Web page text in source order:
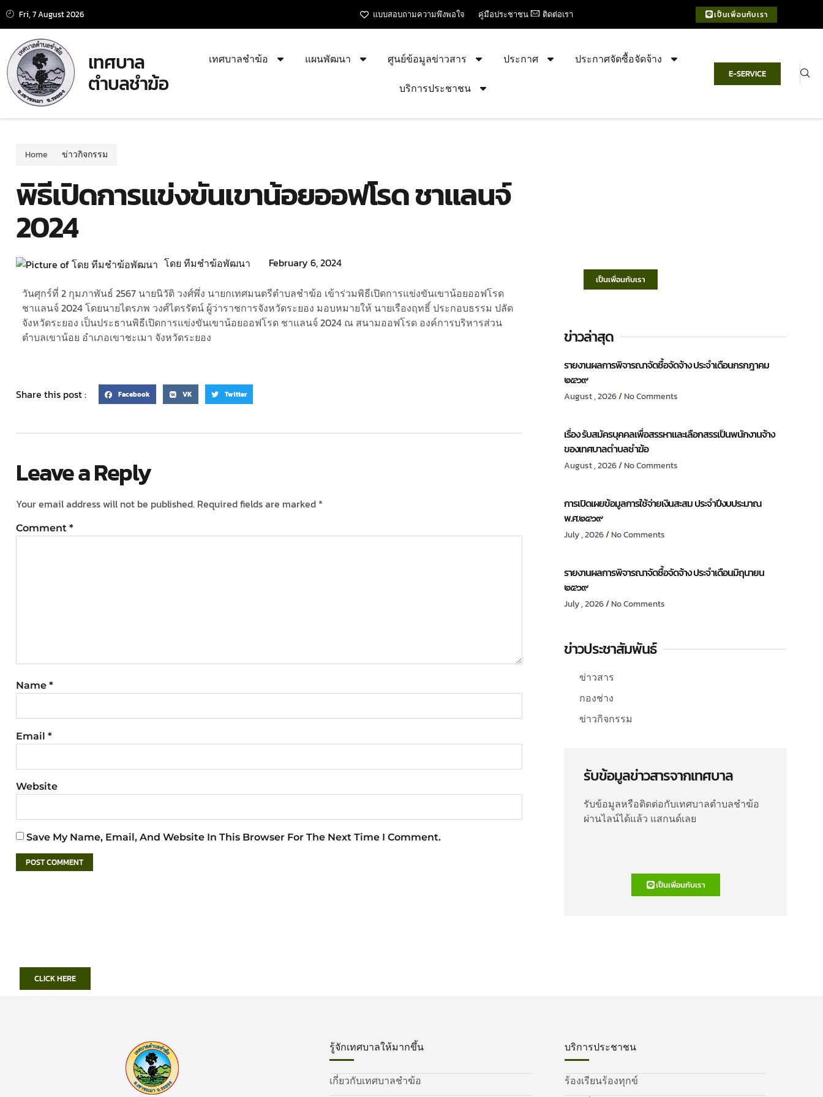
Fri, 7 August 2026 แบบสอบถามความพึงพอใจ คู่มือประชาชน ติดต่อเรา เป็นเพื่อนกับเรา
เทศบาล
ตำบลชำฆ้อ
เทศบาลชำฆ้อ แผนพัฒนา ศูนย์ข้อมูลข่าวสาร ประกาศ
ประกาศจัดซื้อจัดจ้าง
บริการประชาชน
E-SERVICE
Home ข่าวกิจกรรม
พิธีเปิดการแข่งขันเขาน้อยออฟโรด ชาแลนจ์
2024
โดย ทีมชำฆ้อพัฒนา February 6, 2024
วันศุกร์ที่ 2 กุมภาพันธ์ 2567 นายนิวัติ วงศ์พึ่ง นายกเทศมนตรีตำบลชำฆ้อ เข้าร่วมพิธีเปิดการแข่งขันเขาน้อยออฟโรด
ชาแลนจ์ 2024 โดยนายไตรภพ วงศ์ไตรรัตน์ ผู้ว่าราชการจังหวัดระยอง มอบหมายให้ นายเรืองฤทธิ์ ประกอบธรรม ปลัด
จังหวัดระยอง เป็นประธานพิธีเปิดการแข่งขันเขาน้อยออฟโรด ชาแลนจ์ 2024 ณ สนามออฟโรด องค์การบริหารส่วน
ตำบลเขาน้อย อำเภอเขาชะเมา จังหวัดระยอง
Share this post : Facebook VK Twitter
Leave a Reply
Your email address will not be published. Required fields are marked *
Comment *
Name *
Email *
Website
Save My Name, Email, And Website In This Browser For The Next Time I Comment.
เป็นเพื่อนกับเรา
ข่าวล่าสุด
รายงานผลการพิจารณาจัดซื้อจัดจ้าง ประจำเดือนกรกฎาคม
๒๕๖๙
August , 2026 No Comments
เรื่อง รับสมัครบุคคลเพื่อสรรหาและเลือกสรรเป็นพนักงานจ้าง
ของเทศบาลตำบลชำฆ้อ
August , 2026 No Comments
การเปิดเผยข้อมูลการใช้จ่ายเงินสะสม ประจำปีงบประมาณ
พ.ศ.๒๕๖๙
July , 2026 No Comments
รายงานผลการพิจารณาจัดซื้อจัดจ้าง ประจำเดือนมิถุนายน
๒๕๖๙
July , 2026 No Comments
ข่าวประชาสัมพันธ์
ข่าวสาร
กองช่าง
ข่าวกิจกรรม
รับข้อมูลข่าวสารจากเทศบาล
รับข้อมูลหรือติดต่อกับเทศบาลตำบลชำฆ้อ
ผ่านไลน์ได้แล้ว แสกนด์เลย
เป็นเพื่อนกับเรา
CLICK HERE
รู้จักเทศบาลให้มากขึ้น
เกี่ยวกับเทศบาลชำฆ้อ
บริการประชาชน
ร้องเรียนร้องทุกข์